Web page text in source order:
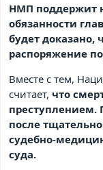
НМП поддержит
обязанности
будет доказано,
распоряжение
Вместе с тем,
считает,что
преступлением.
после
судебно-
суда.